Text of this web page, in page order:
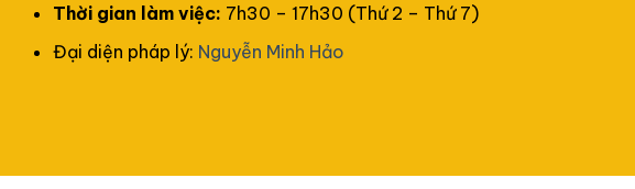
Thời gian làm việc: 7h30 – 17h30 (Thứ 2 – Thứ 7)
Đại diện pháp lý: Nguyễn Minh Hảo